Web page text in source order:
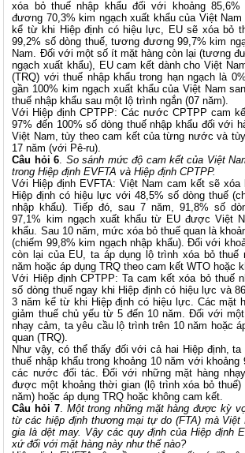
xóa bỏ thuế nhập khẩu đối với khoảng
đương 70,3% kim ngạch xuất khẩu của Việt Nam
kể từ khi Hiệp định có hiệu lực, EU sẽ xóa bỏ
99,2% số dòng thuế, tương đương 99,7% kim
Nam. Đối với một số ít mặt hàng còn lại (tương
ngạch xuất khẩu), EU cam kết dành cho Việt
(TRQ) với thuế nhập khẩu trong hạn ngạch là
gần 100% kim ngạch xuất khẩu của Việt Nam
thuế nhập khẩu sau một lộ trình ngắn (07 năm).
Với Hiệp định CPTPP: Các nước CPTPP cam
97% đến 100% số dòng thuế nhập khẩu đối với
Việt Nam, tùy theo cam kết của từng nước và
17 năm (với Pê-ru).
Câu hỏi 6 So sánh mức độ cam kết của Việt
trong Hiệp định EVFTA và Hiệp định CPTPP.
Với Hiệp định EVFTA: Việt Nam cam kết sẽ xóa
Hiệp định có hiệu lực với 48,5% số dòng thuế
nhập khẩu). Tiếp đó, sau 7 năm, 91,8% số
97,1% kim ngạch xuất khẩu từ EU được Việt
khẩu. Sau 10 năm, mức xóa bỏ thuế quan là
(chiếm 99,8% kim ngạch nhập khẩu). Đối với
còn lại của EU, ta áp dụng lộ trình xóa bỏ thuế
năm hoặc áp dụng TRQ theo cam kết WTO hoặc
Với Hiệp định CPTPP: Ta cam kết xóa bỏ thuế
số dòng thuế ngay khi Hiệp định có hiệu lực và
3 năm kể từ khi Hiệp định có hiệu lực. Các mặt
giảm thuế chủ yếu từ 5 đến 10 năm. Đối với
nhạy cảm, ta yêu cầu lộ trình trên 10 năm hoặc
quan (TRQ).
Như vậy, có thể thấy đối với cả hai Hiệp định,
thuế nhập khẩu trong khoảng 10 năm với khoảng
các nước đối tác. Đối với những mặt hàng
được một khoảng thời gian (lộ trình xóa bỏ
năm) hoặc áp dụng TRQ hoặc không cam kết.
Câu hỏi 7. Một trong những mặt hàng được kỳ
từ các hiệp định thương mại tự do (FTA) mà Việt
gia là dệt may. Vậy các quy định của Hiệp định
xứ đối với mặt hàng này như thế nào?